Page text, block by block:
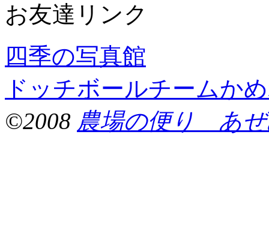
お友達リンク
四季の写真館
ドッチボールチームか
©2008 農場の便り あぜ